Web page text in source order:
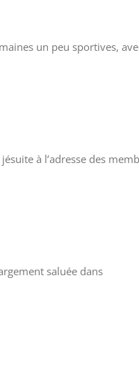
un peu sportives,
à l’adresse des
saluée dans